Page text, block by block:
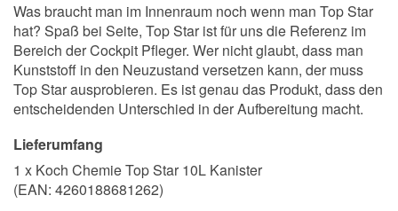
Was braucht man im Innenraum noch wenn man Top Star
hat? Spaß bei Seite, Top Star ist für uns die Referenz im
Bereich der Cockpit Pfleger. Wer nicht glaubt, dass man
Kunststoff in den Neuzustand versetzen kann, der muss
Top Star ausprobieren. Es ist genau das Produkt, dass den
entscheidenden Unterschied in der Aufbereitung macht.
Lieferumfang
1 x Koch Chemie Top Star 10L Kanister
(EAN: 4260188681262)